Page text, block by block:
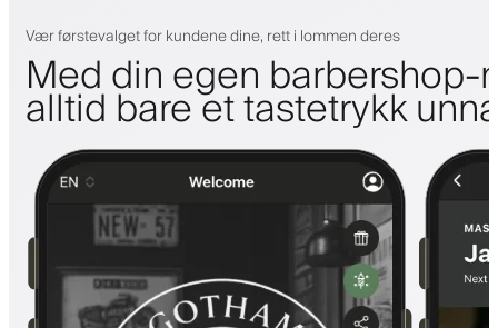
Vær førstevalget for kundene dine, rett i lommen deres
Med din egen
alltid bare et tastetrykk